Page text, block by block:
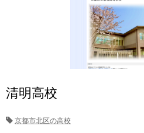
清明高校
京都市北区の高校